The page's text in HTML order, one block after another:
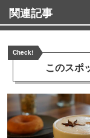
関連記事
Check!
このスポ